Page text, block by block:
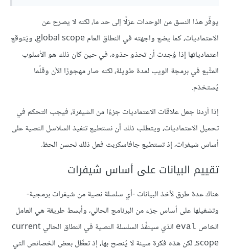
يوفِّر هذا النسق من الوحدات عزلًا إلى حد ما، لكنه لا يصرح عن
الاعتماديات، كما يضع واجهته في النطاق العام global scope، ويَتوقع
اعتمادياتها إذا وُجدت أن تحذو حذوه، في حين كان ذلك هو الأسلوب
المتَّبع في برمجة الويب لمدة طويلة، لكنه صار مهجورًا الآن وقلّما
يُستخدَم.
إذا أردنا جعل علاقات الاعتماديات جزءًا من الشيفرة، فيجب التحكم في
تحميل الاعتماديات، ويتطلب ذلك أن نستطيع تنفيذ السلاسل النصية على
أساس شيفرات، إذ تستطيع جافاسكربت فعل ذلك لحسن الحظ.
تقييم البيانات على أساس شيفرات
هناك عدة طرق لأخذ البيانات -أي سلسلة نصية من شيفرات برمجية-
وتشغيلها على أساس جزء من البرنامج الحالي، وأبسط طريقة هي العامل
الخاص eval
الذي سينفِّذ السلسلة النصية في النطاق الحالي current
scope، لكن هذه فكرة سيئة لا يُنصح بها، إذ تعطِّل بعض الخصائص التي